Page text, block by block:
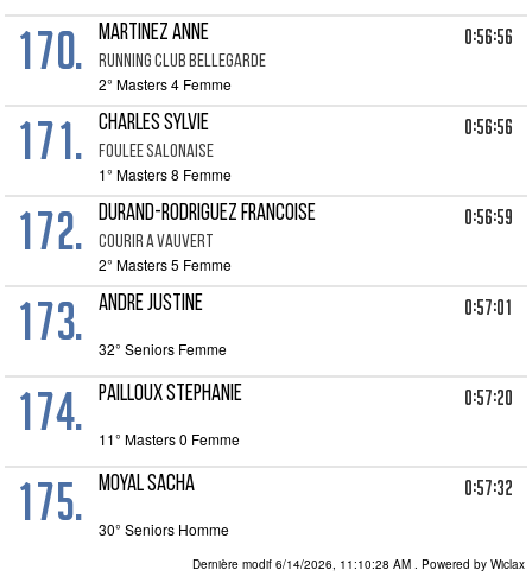
170. MARTINEZ ANNE
RUNNING CLUB BELLEGARDE
0:56:56
2° Masters 4 Femme
171. CHARLES SYLVIE
FOULEE SALONAISE
0:56:56
1° Masters 8 Femme
172. DURAND-RODRIGUEZ FRANCOISE
COURIR A VAUVERT
0:56:59
2° Masters 5 Femme
173. ANDRE JUSTINE 0:57:01
32° Seniors Femme
174. PAILLOUX STEPHANIE 0:57:20
11° Masters 0 Femme
175. MOYAL SACHA 0:57:32
30° Seniors Homme
Dernière modif 6/14/2026, 11:10:28 AM . Powered by Wiclax